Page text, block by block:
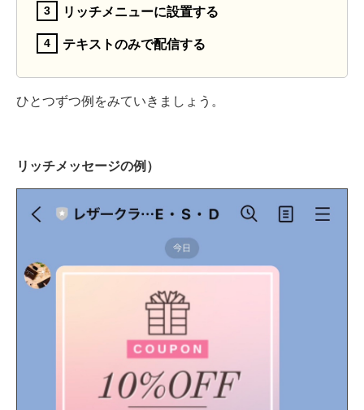
リッチメニューに設置する
テキストのみで配信する
ひとつずつ例をみていきましょう。
リッチメッセージの例）